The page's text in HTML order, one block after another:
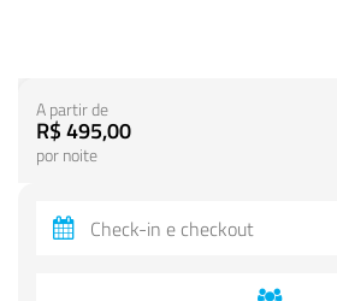
A partir de
R$ 495,00
por noite